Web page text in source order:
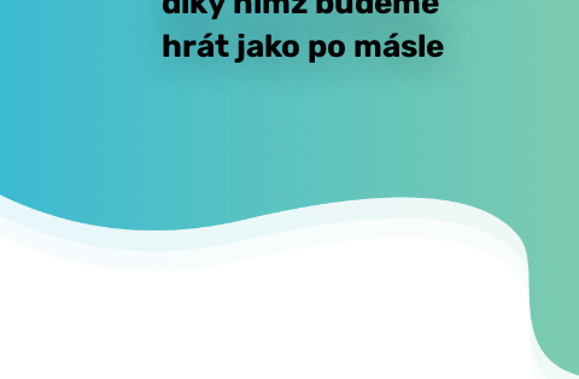
hrát jako po másle